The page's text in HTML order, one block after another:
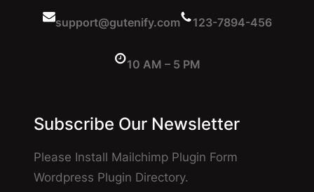
support@gutenify.com 123-7894-456
10 AM – 5 PM
Subscribe Our Newsletter
Please Install Mailchimp Plugin Form
Wordpress Plugin Directory.